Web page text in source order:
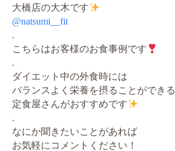
大橋店の大木です
@natsumi__fit
.
こちらはお客様のお食事例です
.
ダイエット中の外食時には
バランスよく栄養を摂ることができる
定食屋さんがおすすめです
.
なにか聞きたいことがあれば
お気軽にコメントください！